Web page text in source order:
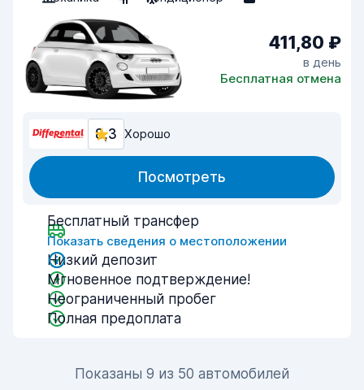
411,80 ₽
в день
Бесплатная отмена
8,3 Хорошо
Посмотреть
Бесплатный трансфер
Показать сведения о местоположении
Низкий депозит
Мгновенное подтверждение!
Неограниченный пробег
Полная предоплата
Показаны 9 из 50 автомобилей